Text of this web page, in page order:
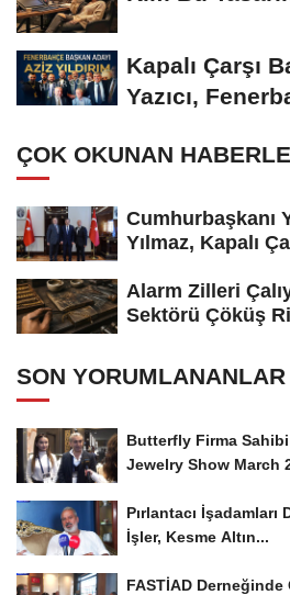
Kapalı Çarşı
Yazıcı,
ÇOK OKUNAN
Cumhurbaşkanı
Yılmaz, Kapalı
Alarm Zilleri
Sektörü Çöküş
SON YORUMLANANLAR
Butterfly Firma
Jewelry Show March
Pırlantacı
İşler, Kesme Altın...
FASTİAD Derneğinde